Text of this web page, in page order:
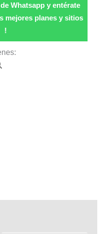
Whatsapp y entérate
mejores planes y sitios
!